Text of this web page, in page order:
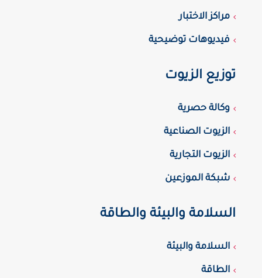
مراكز الاختبار
فيديوهات توضيحية
توزيع الزيوت
وكالة حصرية
الزيوت الصناعية
الزيوت التجارية
شبكة الموزعين
السلامة والبيئة والطاقة
السلامة والبيئة
الطاقة